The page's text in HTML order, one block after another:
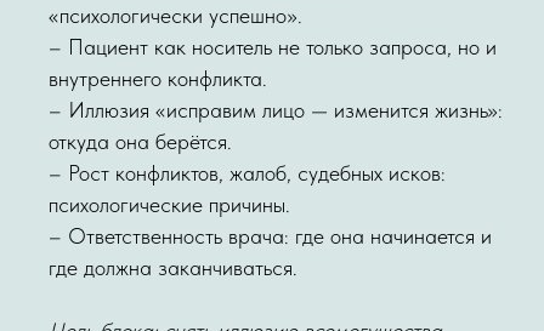
«психологически успешно».
– Пациент как носитель не только запроса, но и
внутреннего конфликта.
– Иллюзия «исправим лицо — изменится жизнь»:
откуда она берётся.
– Рост конфликтов, жалоб, судебных исков:
психологические причины.
– Ответственность врача: где она начинается и
где должна заканчиваться.